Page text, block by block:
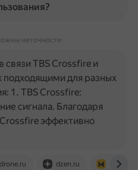
неточности
dzen.ru
связи TBS Crossfire и
подходящими для разных
1. TBS Crossfire:
сигнала. Благодаря
эффективно